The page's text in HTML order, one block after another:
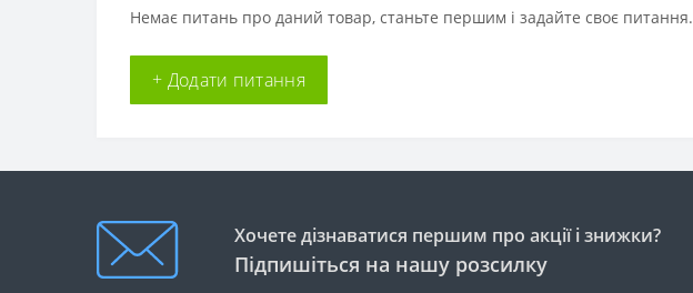
Немає питань про даний товар, станьте першим і задайте своє питання.
+ Додати питання
Хочете дізнаватися першим про акції і знижки?
Підпишіться на нашу розсилку